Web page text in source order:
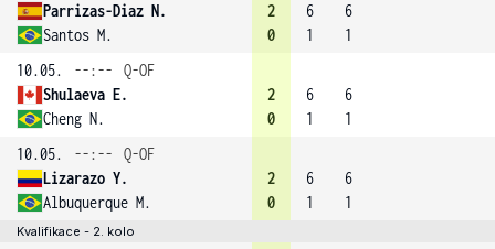
Parrizas-Diaz N.
Santos M.
2
0
6
1
6
1
10.05.
--:--
Q-OF
Shulaeva E.
Cheng N.
2
0
6
1
6
1
10.05.
--:--
Q-OF
Lizarazo Y.
Albuquerque M.
2
0
6
1
6
1
Kvalifikace - 2. kolo